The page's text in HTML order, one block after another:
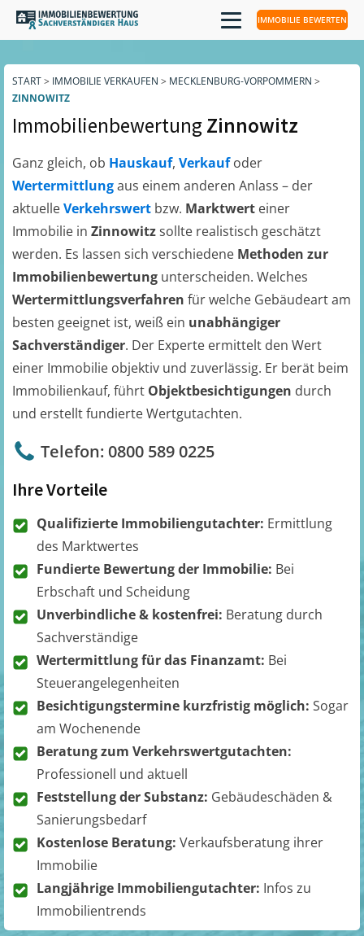
IMMOBILIE BEWERTEN
START> IMMOBILIE VERKAUFEN > MECKLENBURG-VORPOMMERN >
ZINNOWITZ
ImmobilienbewertungZinnowitz
Ganz gleich, ob Hauskauf, Verkaufoder
Wertermittlungaus einem anderen Anlass – der
aktuelleVerkehrswert bzw. Marktwert einer
Immobilie in Zinnowitzsollte realistisch geschätzt
werden. Es lassen sich verschiedene Methoden zur
Immobilienbewertung unterscheiden. Welches
Wertermittlungsverfahren für welche Gebäudeart am
besten geeignet ist, weiß ein unabhängiger
Sachverständiger. Der Experte ermittelt den Wert
einer Immobilie objektiv und zuverlässig. Er berät beim
Immobilienkauf, führt Objektbesichtigungen durch
und erstellt fundierte Wertgutachten.
Telefon: 0800 589 0225
Ihre Vorteile
Qualifizierte Immobiliengutachter: Ermittlung
des Marktwertes
Fundierte Bewertung der Immobilie: Bei
Erbschaft und Scheidung
Unverbindliche & kostenfrei: Beratung durch
Sachverständige
Wertermittlung für das Finanzamt: Bei
Steuerangelegenheiten
Besichtigungstermine kurzfristig möglich: Sogar
am Wochenende
Beratung zum Verkehrswertgutachten:
Professionell und aktuell
Feststellung der Substanz: Gebäudeschäden &
Sanierungsbedarf
Kostenlose Beratung: Verkaufsberatung ihrer
Immobilie
Langjährige Immobiliengutachter: Infos zu
Immobilientrends